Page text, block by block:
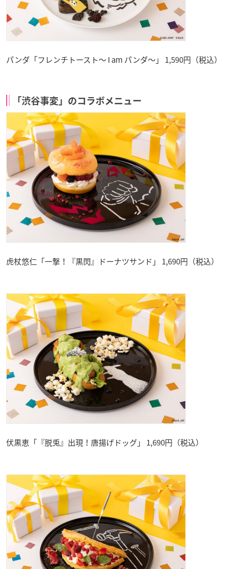
パンダ「フレンチトースト～ I am パンダ～」 1,590円（税込）
「渋谷事変」のコラボメニュー
虎杖悠仁「一撃！『黒閃』ドーナツサンド」 1,690円（税込）
伏黒恵「『脱兎』出現！唐揚げドッグ」 1,690円（税込）